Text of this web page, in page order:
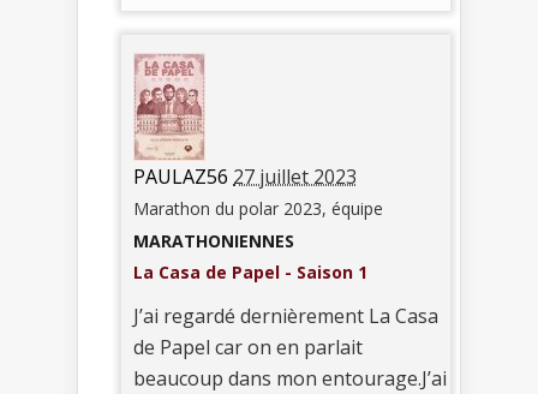
PAULAZ56 27 juillet 2023
Marathon du polar 2023, équipe
MARATHONIENNES
La Casa de Papel - Saison 1
J’ai regardé dernièrement La Casa
de Papel car on en parlait
beaucoup dans mon entourage.J’ai